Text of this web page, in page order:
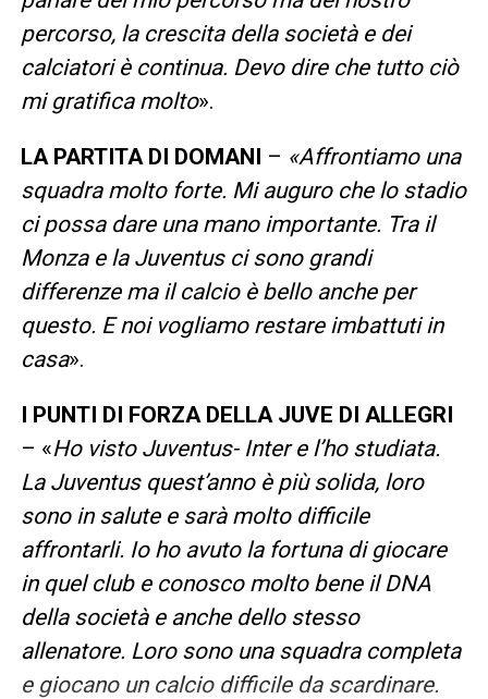
percorso, la crescita della società e dei
calciatori è continua. Devo dire che tutto ciò
mi gratifica molto».
LA PARTITA DI DOMANI – «Affrontiamo una
squadra molto forte. Mi auguro che lo stadio
ci possa dare una mano importante. Tra il
Monza e la Juventus ci sono grandi
differenze ma il calcio è bello anche per
questo. E noi vogliamo restare imbattuti in
casa».
I PUNTI DI FORZA DELLA JUVE DI ALLEGRI
– «Ho visto Juventus- Inter e l’ho studiata.
La Juventus quest’anno è più solida, loro
sono in salute e sarà molto difficile
affrontarli. Io ho avuto la fortuna di giocare
in quel club e conosco molto bene il DNA
della società e anche dello stesso
allenatore. Loro sono una squadra completa
e giocano un calcio difficile da scardinare.